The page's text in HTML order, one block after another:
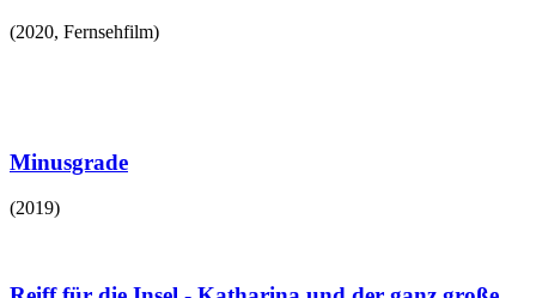
(2020, Fernsehfilm)
Minusgrade
(2019)